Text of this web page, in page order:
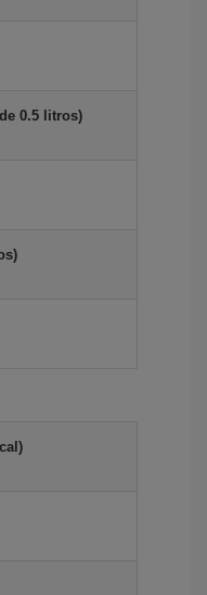
0.5 litros)